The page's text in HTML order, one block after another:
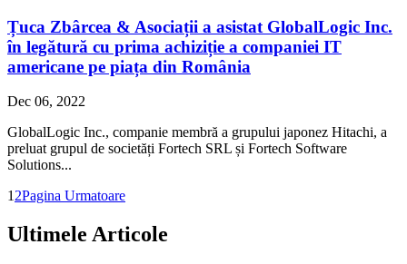
Țuca Zbârcea & Asociații a asistat GlobalLogic Inc.
în legătură cu prima achiziție a companiei IT
americane pe piața din România
Dec 06, 2022
GlobalLogic Inc., companie membră a grupului japonez Hitachi, a
preluat grupul de societăți Fortech SRL și Fortech Software
Solutions...
1 2Pagina Urmatoare
Ultimele Articole